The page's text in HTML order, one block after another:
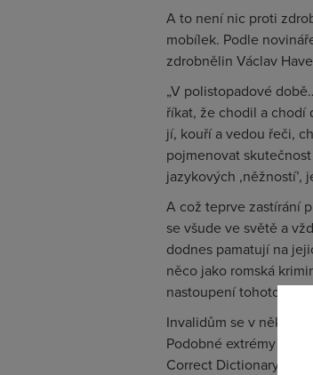
A to není nic proti
mobílek. Podle
zdrobnělin Václav
„V polistopadové
říkat, že chodil a chodí
jí, kouří a vedou řeči,
pojmenovat
jazykových ,něžností’,
A což teprve zastírání
se všude ve světě a
dodnes pamatují na
něco jako romská
nastoupení tohoto
Invalidům se v
Podobné extrémy v
Correct Dictionary and